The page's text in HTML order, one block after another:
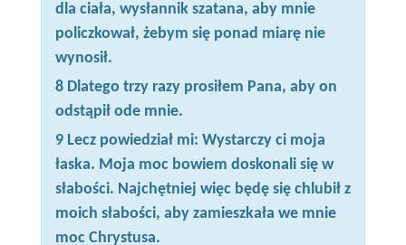
dla ciała, wysłannik szatana, aby mnie
policzkował, żebym się ponad miarę nie
wynosił.
8 Dlatego trzy razy prosiłem Pana, aby on
odstąpił ode mnie.
9 Lecz powiedział mi: Wystarczy ci moja
łaska. Moja moc bowiem doskonali się w
słabości. Najchętniej więc będę się chlubił z
moich słabości, aby zamieszkała we mnie
moc Chrystusa.